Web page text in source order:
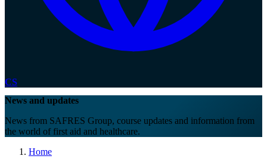
CS
News and updates
News from SAFRES Group, course updates and information from
the world of first aid and healthcare.
Home